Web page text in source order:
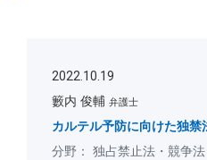
2022.10.19
籔内 俊輔 弁護士
カルテル予防に向けた独禁
独占禁止法・競争